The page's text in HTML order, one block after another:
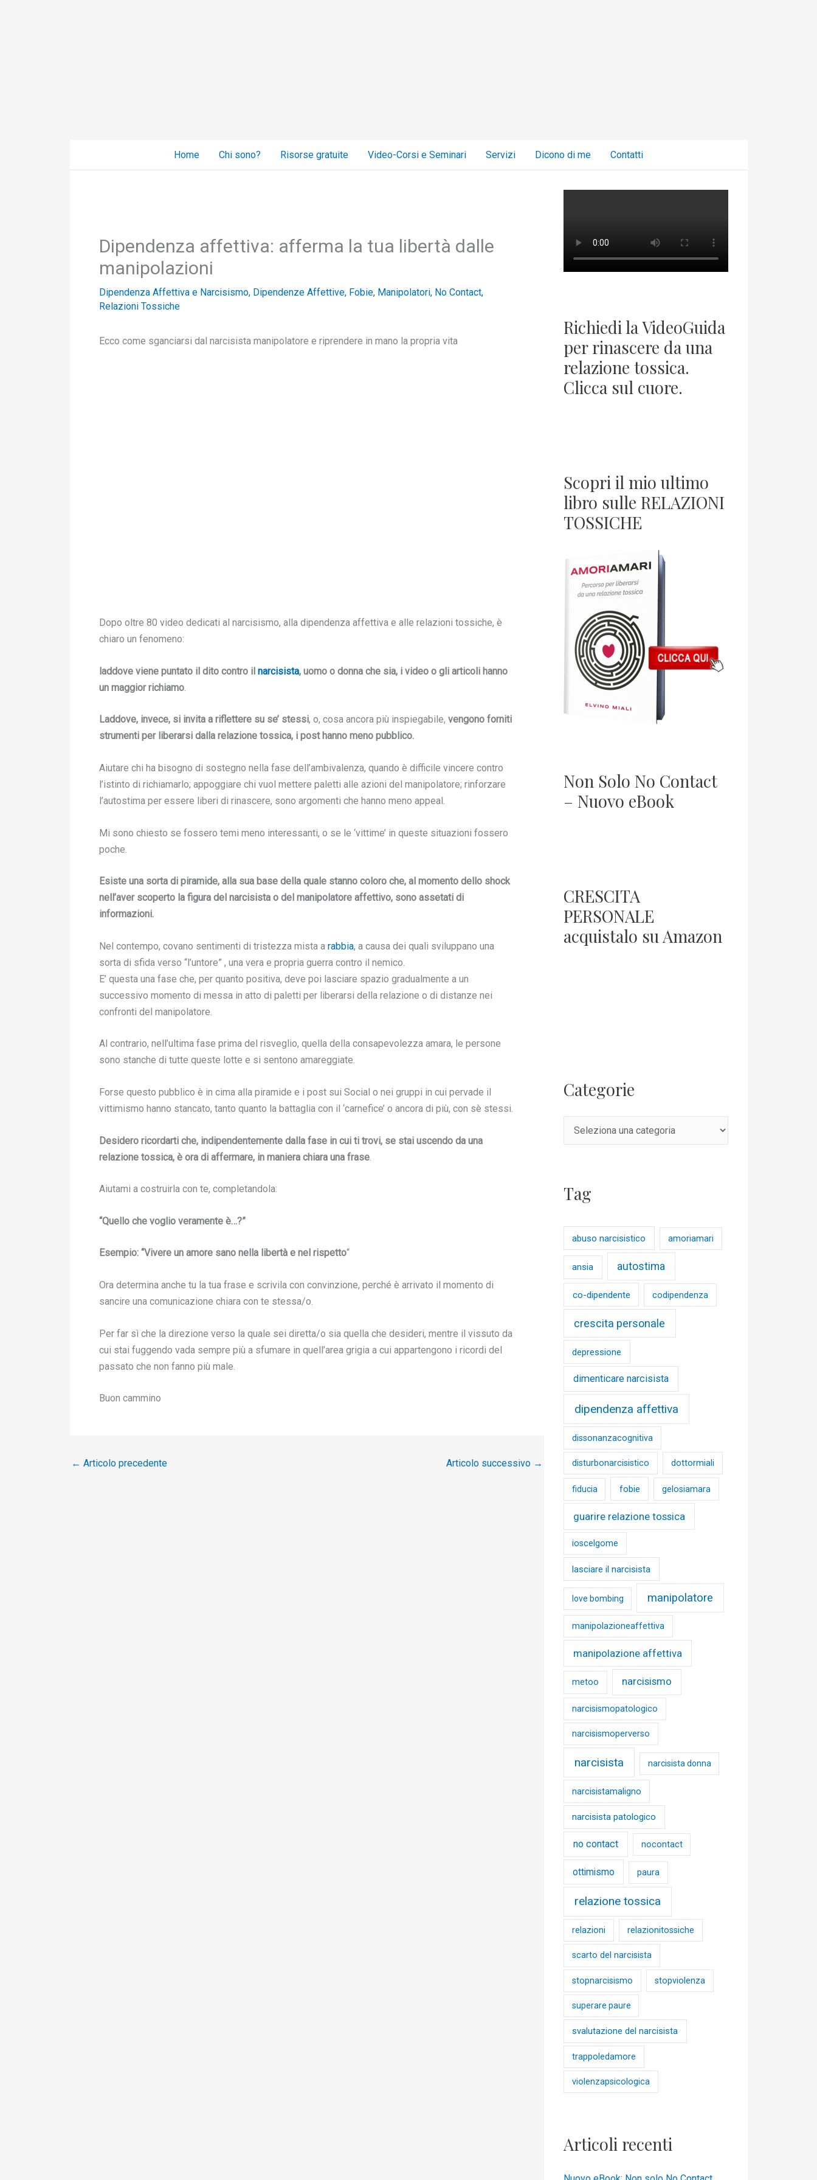
Home Chi sono? Risorse gratuite Video-Corsi e Seminari Servizi Dicono di me Contatti
Dipendenza affettiva: afferma la tua libertà dalle
manipolazioni
Dipendenza Affettiva e Narcisismo, Dipendenze Affettive, Fobie, Manipolatori, No Contact,
Relazioni Tossiche
Ecco come sganciarsi dal narcisista manipolatore e riprendere in mano la propria vita
Dopo oltre 80 video dedicati al narcisismo, alla dipendenza affettiva e alle relazioni tossiche, è
chiaro un fenomeno:
laddove viene puntato il dito contro il narcisista, uomo o donna che sia, i video o gli articoli hanno
un maggior richiamo.
Laddove, invece, si invita a riflettere su se’ stessi, o, cosa ancora più inspiegabile, vengono forniti
strumenti per liberarsi dalla relazione tossica, i post hanno meno pubblico.
Aiutare chi ha bisogno di sostegno nella fase dell’ambivalenza, quando è difficile vincere contro
l’istinto di richiamarlo; appoggiare chi vuol mettere paletti alle azioni del manipolatore; rinforzare
l’autostima per essere liberi di rinascere, sono argomenti che hanno meno appeal.
Mi sono chiesto se fossero temi meno interessanti, o se le ‘vittime’ in queste situazioni fossero
poche.
Esiste una sorta di piramide, alla sua base della quale stanno coloro che, al momento dello shock
nell’aver scoperto la figura del narcisista o del manipolatore affettivo, sono assetati di
informazioni.
Nel contempo, covano sentimenti di tristezza mista a rabbia, a causa dei quali sviluppano una
sorta di sfida verso “l’untore” , una vera e propria guerra contro il nemico.
E’ questa una fase che, per quanto positiva, deve poi lasciare spazio gradualmente a un
successivo momento di messa in atto di paletti per liberarsi della relazione o di distanze nei
confronti del manipolatore.
Al contrario, nell’ultima fase prima del risveglio, quella della consapevolezza amara, le persone
sono stanche di tutte queste lotte e si sentono amareggiate.
Forse questo pubblico è in cima alla piramide e i post sui Social o nei gruppi in cui pervade il
vittimismo hanno stancato, tanto quanto la battaglia con il ‘carnefice’ o ancora di più, con sè stessi.
Desidero ricordarti che, indipendentemente dalla fase in cui ti trovi, se stai uscendo da una
relazione tossica, è ora di affermare, in maniera chiara una frase.
Aiutami a costruirla con te, completandola:
“Quello che voglio veramente è…?”
Esempio: “Vivere un amore sano nella libertà e nel rispetto“
Ora determina anche tu la tua frase e scrivila con convinzione, perché è arrivato il momento di
sancire una comunicazione chiara con te stessa/o.
Per far sì che la direzione verso la quale sei diretta/o sia quella che desideri, mentre il vissuto da
cui stai fuggendo vada sempre più a sfumare in quell’area grigia a cui appartengono i ricordi del
passato che non fanno più male.
Buon cammino
← Articolo precedente Articolo successivo →
Richiedi la VideoGuida
per rinascere da una
relazione tossica.
Clicca sul cuore.
Scopri il mio ultimo
libro sulle RELAZIONI
TOSSICHE
Non Solo No Contact
– Nuovo eBook
CRESCITA
PERSONALE
acquistalo su Amazon
Categorie
Tag
abuso narcisistico amoriamari
ansia autostima
co-dipendente codipendenza
crescita personale
depressione
dimenticare narcisista
dipendenza affettiva
dissonanzacognitiva
disturbonarcisistico dottormiali
fiducia fobie gelosiamara
guarire relazione tossica
ioscelgome
lasciare il narcisista
love bombing manipolatore
manipolazioneaffettiva
manipolazione affettiva
metoo narcisismo
narcisismopatologico
narcisismoperverso
narcisista narcisista donna
narcisistamaligno
narcisista patologico
no contact nocontact
ottimismo paura
relazione tossica
relazioni relazionitossiche
scarto del narcisista
stopnarcisismo stopviolenza
superare paure
svalutazione del narcisista
trappoledamore
violenzapsicologica
Articoli recenti